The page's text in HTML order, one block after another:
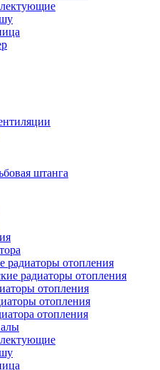
штанга
отопления
радиаторы отопления
отопления
отопления
отопления